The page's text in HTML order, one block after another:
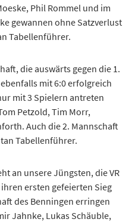
Phil Rommel und im
gewannen ohne Satzverlust
Tabellenführer.
die auswärts gegen die 1.
mit 6:0 erfolgreich
mit 3 Spielern antreten
Petzold, Tim Morr,
Auch die 2. Mannschaft
Tabellenführer.
an unsere Jüngsten, die VR
ersten gefeierten Sieg
des Benningen erringen
Jahnke, Lukas Schäuble,